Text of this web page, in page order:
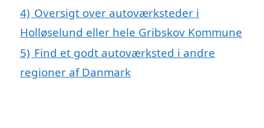
4) Oversigt over autoværksteder i
Holløselund eller hele Gribskov Kommune
5) Find et godt autoværksted i andre
regioner af Danmark